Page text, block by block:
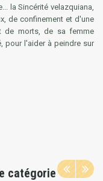
la Sincérité velazquiana,
de confinement et d'une
de morts, de sa femme
pour l'aider à peindre sur
catégorie